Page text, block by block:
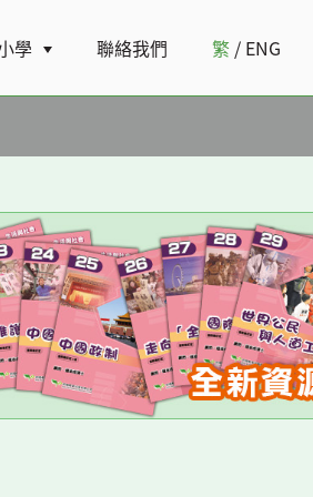
學 聯絡我們 繁 / ENG